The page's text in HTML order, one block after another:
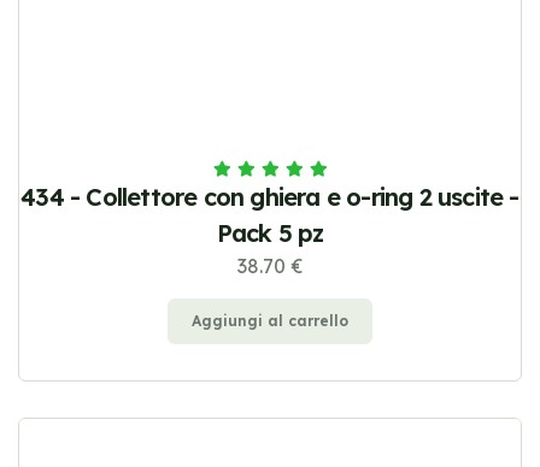
434 - Collettore con ghiera e o-ring 2 uscite -
Pack 5 pz
38.70 €
Aggiungi al carrello